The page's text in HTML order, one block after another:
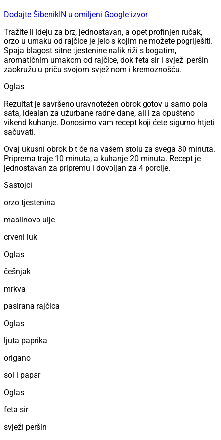
Dodajte ŠibenikIN u omiljeni Google izvor
Tražite li ideju za brz, jednostavan, a opet profinjen ručak,
orzo u umaku od rajčice je jelo s kojim ne možete pogriješiti.
Spaja blagost sitne tjestenine nalik riži s bogatim,
aromatičnim umakom od rajčice, dok feta sir i svježi peršin
zaokružuju priču svojom svježinom i kremoznošću.
Oglas
Rezultat je savršeno uravnotežen obrok gotov u samo pola
sata, idealan za užurbane radne dane, ali i za opušteno
vikend kuhanje. Donosimo vam recept koji ćete sigurno htjeti
sačuvati.
Ovaj ukusni obrok bit će na vašem stolu za svega 30 minuta.
Priprema traje 10 minuta, a kuhanje 20 minuta. Recept je
jednostavan za pripremu i dovoljan za 4 porcije.
Sastojci
orzo tjestenina
maslinovo ulje
crveni luk
Oglas
češnjak
mrkva
pasirana rajčica
Oglas
ljuta paprika
origano
sol i papar
Oglas
feta sir
svježi peršin